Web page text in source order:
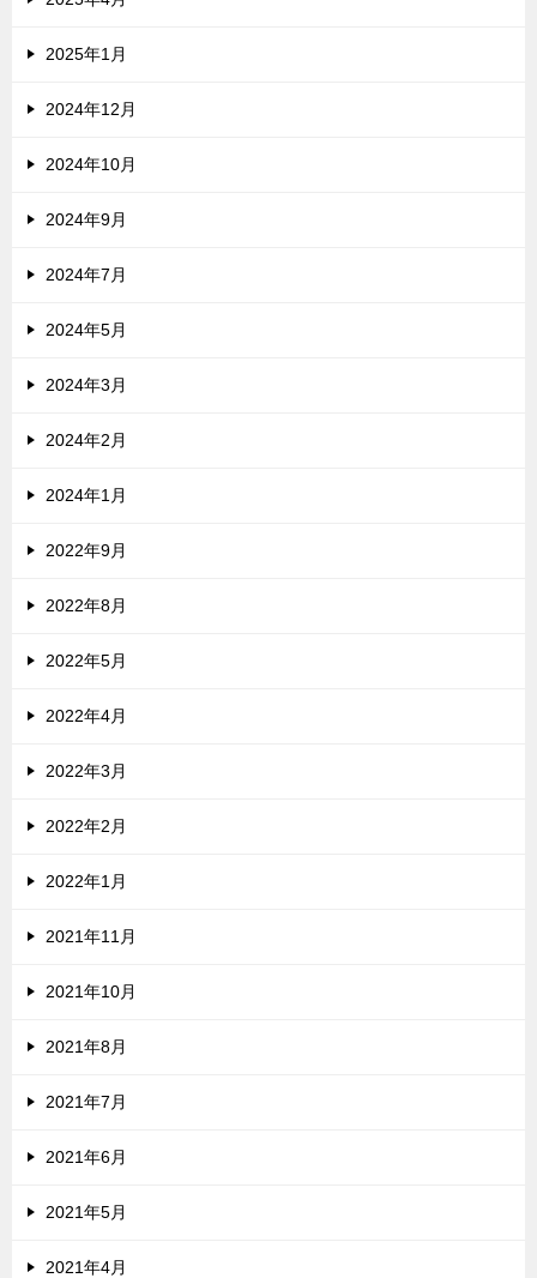
2025年1月
2024年12月
2024年10月
2024年9月
2024年7月
2024年5月
2024年3月
2024年2月
2024年1月
2022年9月
2022年8月
2022年5月
2022年4月
2022年3月
2022年2月
2022年1月
2021年11月
2021年10月
2021年8月
2021年7月
2021年6月
2021年5月
2021年4月